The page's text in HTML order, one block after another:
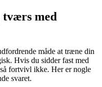
tværs med
måde at træne din
Hvis du sidder fast med
fortvivl ikke. Her er nogle
svaret.